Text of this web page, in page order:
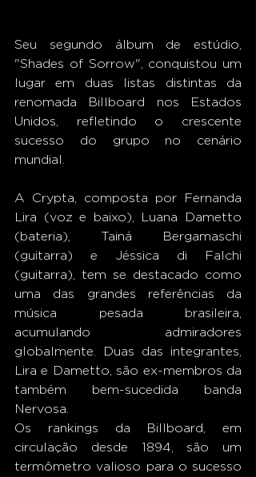
Seu segundo álbum de estúdio,
"Shades of Sorrow", conquistou um
lugar em duas listas distintas da
renomada Billboard nos Estados
Unidos, refletindo o crescente
sucesso do grupo no cenário
mundial.
A Crypta, composta por Fernanda
Lira (voz e baixo), Luana Dametto
(bateria), Tainá Bergamaschi
(guitarra) e Jéssica di Falchi
(guitarra), tem se destacado como
uma das grandes referências da
música pesada brasileira,
acumulando admiradores
globalmente. Duas das integrantes,
Lira e Dametto, são ex-membros da
também bem-sucedida banda
Nervosa.
Os rankings da Billboard, em
circulação desde 1894, são um
termômetro valioso para o sucesso